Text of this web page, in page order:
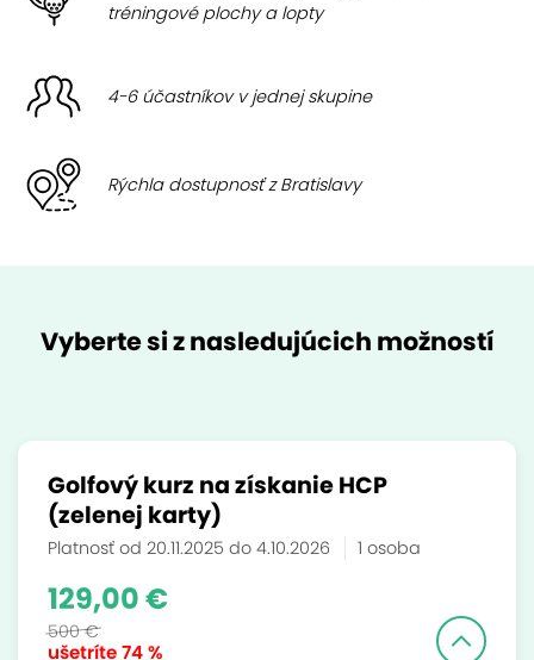
tréningové plochy a lopty
4-6 účastníkov v jednej skupine
Rýchla dostupnosť z Bratislavy
Vyberte si z nasledujúcich možností
Golfový kurz na získanie HCP
(zelenej karty)
Platnosť od 20.11.2025 do 4.10.2026 1 osoba
ušetríte74 %
129,00 €
500 €